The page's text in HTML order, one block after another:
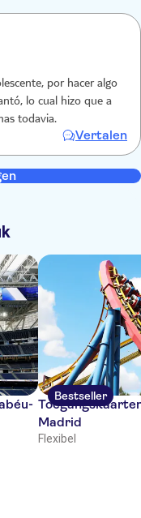
por hacer algo
lo cual hizo que a
todavia.
Vertalen
Bestseller
Madrid
Flexibel